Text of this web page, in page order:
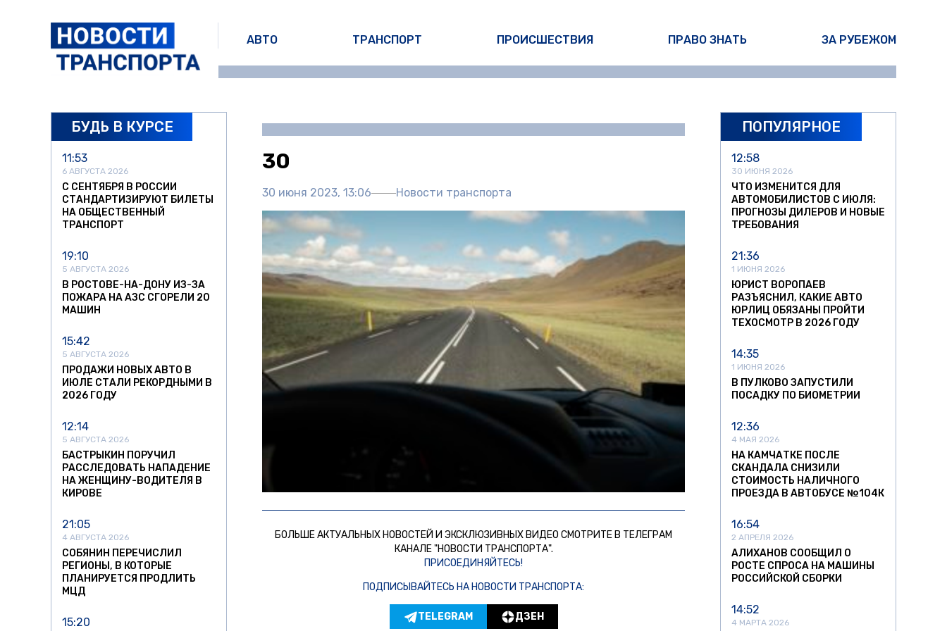
АВТО ТРАНСПОРТ ПРОИСШЕСТВИЯ ПРАВО ЗНАТЬ ЗА РУБЕЖОМ
БУДЬ В КУРСЕ
11:53
6 АВГУСТА 2026
С СЕНТЯБРЯ В РОССИИ
СТАНДАРТИЗИРУЮТ БИЛЕТЫ
НА ОБЩЕСТВЕННЫЙ
ТРАНСПОРТ
19:10
5 АВГУСТА 2026
В РОСТОВЕ-НА-ДОНУ ИЗ-ЗА
ПОЖАРА НА АЗС СГОРЕЛИ 20
МАШИН
15:42
5 АВГУСТА 2026
ПРОДАЖИ НОВЫХ АВТО В
ИЮЛЕ СТАЛИ РЕКОРДНЫМИ В
2026 ГОДУ
12:14
5 АВГУСТА 2026
БАСТРЫКИН ПОРУЧИЛ
РАССЛЕДОВАТЬ НАПАДЕНИЕ
НА ЖЕНЩИНУ-ВОДИТЕЛЯ В
КИРОВЕ
21:05
4 АВГУСТА 2026
СОБЯНИН ПЕРЕЧИСЛИЛ
РЕГИОНЫ, В КОТОРЫЕ
ПЛАНИРУЕТСЯ ПРОДЛИТЬ
МЦД
15:20
30
30 июня 2023, 13:06 Новости транспорта
БОЛЬШЕ АКТУАЛЬНЫХ НОВОСТЕЙ И ЭКСКЛЮЗИВНЫХ ВИДЕО СМОТРИТЕ В ТЕЛЕГРАМ
КАНАЛЕ "НОВОСТИ ТРАНСПОРТА".
ПРИСОЕДИНЯЙТЕСЬ!
ПОДПИСЫВАЙТЕСЬ НА НОВОСТИ ТРАНСПОРТА:
TELEGRAM ДЗЕН
ПОПУЛЯРНОЕ
12:58
30 ИЮНЯ 2026
ЧТО ИЗМЕНИТСЯ ДЛЯ
АВТОМОБИЛИСТОВ С ИЮЛЯ:
ПРОГНОЗЫ ДИЛЕРОВ И НОВЫЕ
ТРЕБОВАНИЯ
21:36
1 ИЮНЯ 2026
ЮРИСТ ВОРОПАЕВ
РАЗЪЯСНИЛ, КАКИЕ АВТО
ЮРЛИЦ ОБЯЗАНЫ ПРОЙТИ
ТЕХОСМОТР В 2026 ГОДУ
14:35
1 ИЮНЯ 2026
В ПУЛКОВО ЗАПУСТИЛИ
ПОСАДКУ ПО БИОМЕТРИИ
12:36
4 МАЯ 2026
НА КАМЧАТКЕ ПОСЛЕ
СКАНДАЛА СНИЗИЛИ
СТОИМОСТЬ НАЛИЧНОГО
ПРОЕЗДА В АВТОБУСЕ №104К
16:54
2 АПРЕЛЯ 2026
АЛИХАНОВ СООБЩИЛ О
РОСТЕ СПРОСА НА МАШИНЫ
РОССИЙСКОЙ СБОРКИ
14:52
4 МАРТА 2026